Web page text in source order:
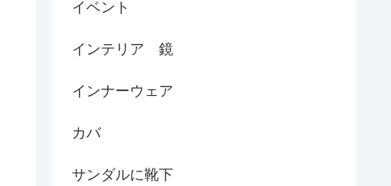
イベント
インテリア 鏡
インナーウェア
カバ
サンダルに靴下